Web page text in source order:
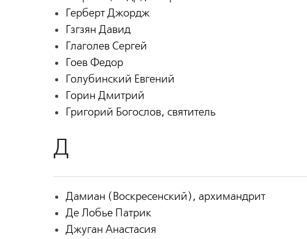
Герберт Джордж
Гзгзян Давид
Глаголев Сергей
Гоев Федор
Голубинский Евгений
Горин Дмитрий
Григорий Богослов, святитель
Д
Дамиан (Воскресенский), архимандрит
Де Лобье Патрик
Джуган Анастасия